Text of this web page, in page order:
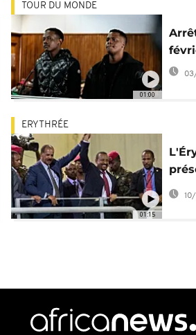
01:00
TOUR DU MONDE
01:15
ERYTHRÉE
sol